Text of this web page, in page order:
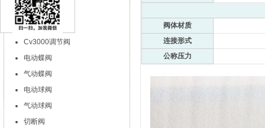
特殊调节阀
自力式调节阀
Cv3000调节阀
电动蝶阀
气动蝶阀
电动球阀
气动球阀
切断阀
阀体材质
连接形式
公称压力